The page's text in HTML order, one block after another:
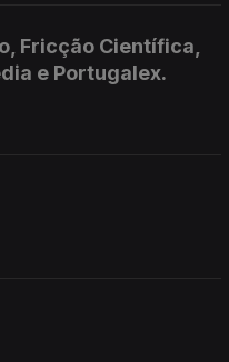
Fricção Científica,
e Portugalex.